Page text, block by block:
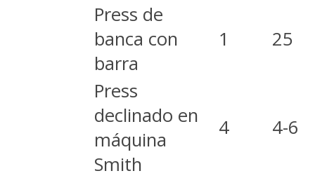
Press de
banca con
barra
1 25
Press
declinado en
máquina
Smith
4 4-6